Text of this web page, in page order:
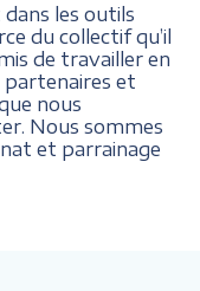
les outils
du collectif qu’il
de travailler en
et
nous
Nous sommes
et parrainage